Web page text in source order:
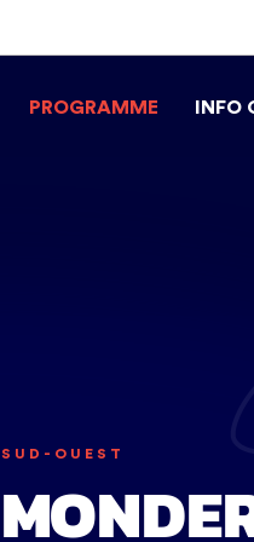
PROGRAMME INFO
SUD-OUEST